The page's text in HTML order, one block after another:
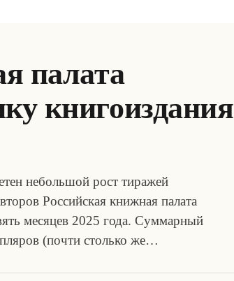
палата
книгоиздания
небольшой рост тиражей
Российская книжная палата
месяцев 2025 года. Суммарный
(почти столько же…